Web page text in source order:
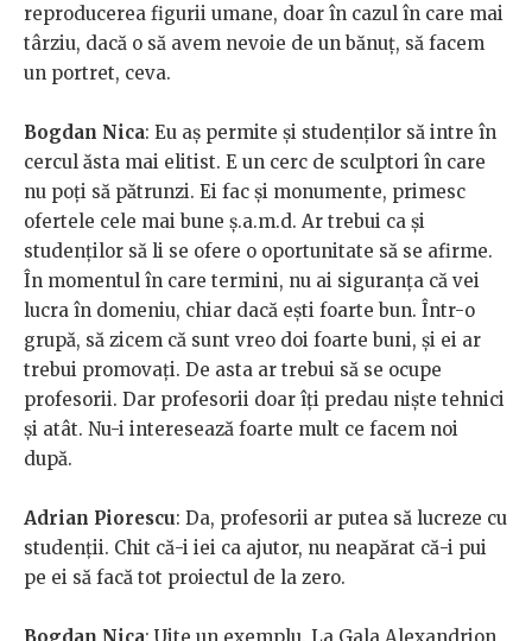
reproducerea figurii umane, doar în cazul în care mai
târziu, dacă o să avem nevoie de un bănuț, să facem
un portret, ceva.
Bogdan Nica: Eu aș permite și studenților să intre în
cercul ăsta mai elitist. E un cerc de sculptori în care
nu poți să pătrunzi. Ei fac și monumente, primesc
ofertele cele mai bune ș.a.m.d. Ar trebui ca și
studenților să li se ofere o oportunitate să se afirme.
În momentul în care termini, nu ai siguranța că vei
lucra în domeniu, chiar dacă ești foarte bun. Într-o
grupă, să zicem că sunt vreo doi foarte buni, și ei ar
trebui promovați. De asta ar trebui să se ocupe
profesorii. Dar profesorii doar îți predau niște tehnici
și atât. Nu-i interesează foarte mult ce facem noi
după.
Adrian Piorescu: Da, profesorii ar putea să lucreze cu
studenții. Chit că-i iei ca ajutor, nu neapărat că-i pui
pe ei să facă tot proiectul de la zero.